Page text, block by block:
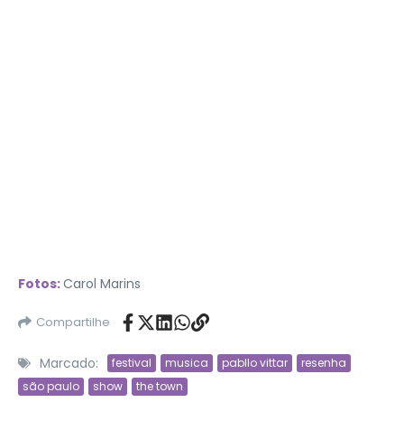
Fotos:Carol Marins
Compartilhe
Marcado: festival musica pabllo vittar
resenha
são paulo
show the town